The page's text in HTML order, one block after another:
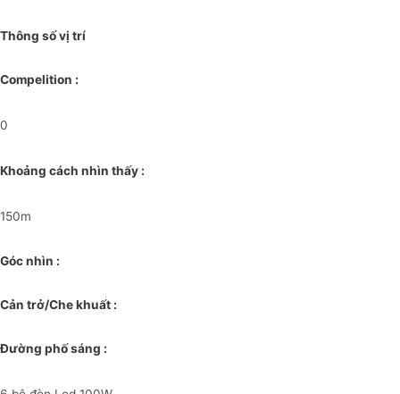
Thông số vị trí
Compelition :
0
Khoảng cách nhìn thấy :
150m
Góc nhìn :
Cản trở/Che khuất :
Đường phố sáng :